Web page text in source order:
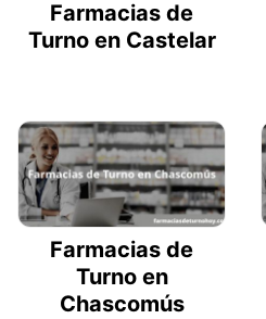
Farmacias de
Turno en Castelar
Farmacias de
Turno en
Chascomús